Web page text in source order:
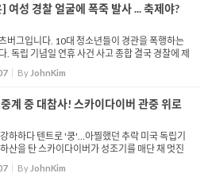
여성 경찰 얼굴에 폭죽 발사 ... 축제야?
버그입니다. 10대 청소년들이 경관을 폭행하는
기념일 연휴 사건 사고 종합 결국 경찰에 제
됩니다. 밀워키입니다. 경찰을 피해 달아나는 청소
는 경찰들 여성 경관...
By JohnKim
계 중 대참사! 스카이다이버 관중 위로
강하하다 텐트로 '쿵'…아찔했던 추락 미국 독립기
산을 탄 스카이다이버가 성조기를 매단 채 멋진
다. 이제 안전한 착륙만 남은 그때, 성조기가 나무
By JohnKim